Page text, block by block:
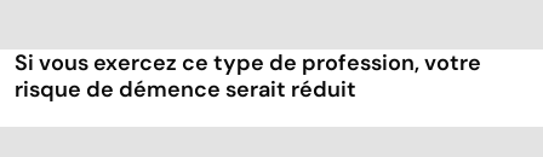
Si vous exercez ce type de profession, votre
risque de démence serait réduit